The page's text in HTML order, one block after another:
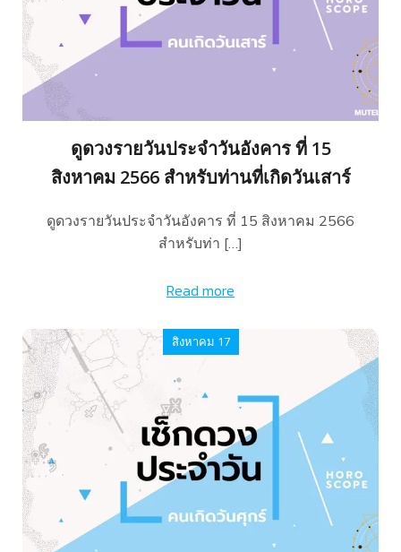
ดูดวงรายวันประจำวันอังคาร ที่ 15
สิงหาคม 2566 สำหรับท่านที่เกิดวันเสาร์
ดูดวงรายวันประจำวันอังคาร ที่ 15 สิงหาคม 2566
สำหรับท่า […]
Read more
สิงหาคม 17